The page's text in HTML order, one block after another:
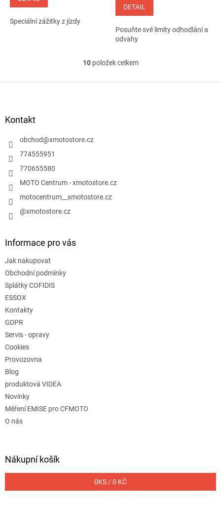
5,0
5
Speciální zážitky z jízdy
DETAIL
Posuňte své limity odhodlání a
odvahy
O
l
y
v
ý
10položek celkem
Kontakt
obchod@xmotostore.cz
774555951
770655580
MOTO Centrum - xmotostore.cz
motocentrum__xmotostore.cz
@xmotostore.cz
Informace pro vás
Jak nakupovat
Obchodní podmínky
Splátky COFIDIS
ESSOX
Kontakty
GDPR
Servis - opravy
Cookies
Provozovna
Blog
produktová VIDEA
Novinky
Měření EMISE pro CFMOTO
O nás
Nákupní košík
0KS /0 KČ